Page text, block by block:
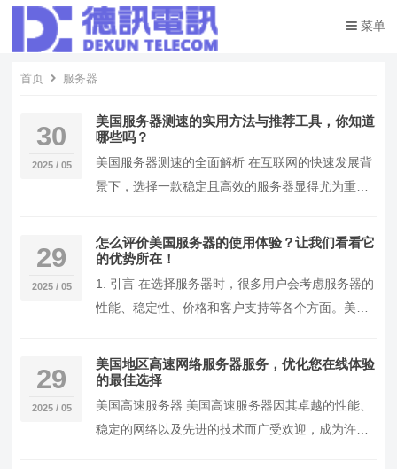
菜单
首页 服务器
30
2025 / 05
美国服务器测速的实用方法与推荐工具，你知道
哪些吗？
美国服务器测速的全面解析 在互联网的快速发展背
景下，选择一款稳定且高效的服务器显得尤为重
的速度直…
29
2025 / 05
怎么评价美国服务器的使用体验？让我们看看它
的优势所在！
1. 引言 在选择服务器时，很多用户会考虑服务器的
性能、稳定性、价格和客户支持等各个方面。美国
渐…
29
2025 / 05
美国地区高速网络服务器服务，优化您在线体验
的最佳选择
美国高速服务器 美国高速服务器因其卓越的性能、
稳定的网络以及先进的技术而广受欢迎，成为许多